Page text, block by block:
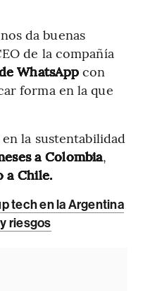
da buenas
de la compañía
WhatsAppcon
forma en la que
la sustentabilidad
a Colombia,
a Chile.
tech en la Argentina
riesgos